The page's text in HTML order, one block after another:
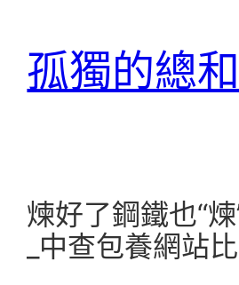
孤獨的總和
煉好了鋼鐵也“
_中查包養網站